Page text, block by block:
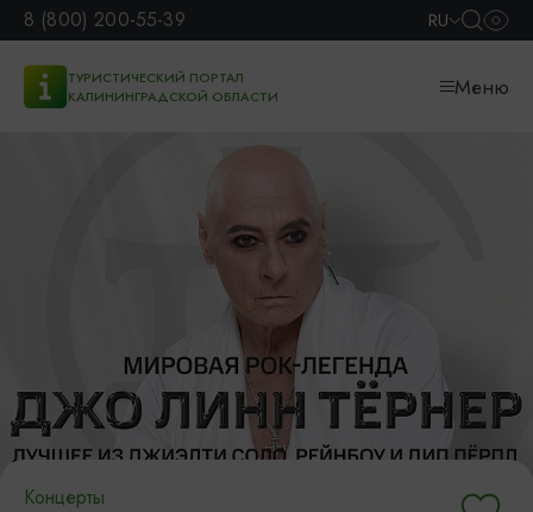
8 (800) 200-55-39 RU
ТУРИСТИЧЕСКИЙ ПОРТАЛ
КАЛИНИНГРАДСКОЙ ОБЛАСТИ
Меню
Концерты